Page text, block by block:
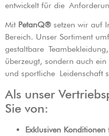
entwickelt für die
Mit PetanQ® setzen wir auf
Bereich. Unser Sortiment
gestaltbare
überzeugt, sondern auch ein
und sportliche Leidenschaft
Als unser
Sie von:
Exklusiven Konditionen